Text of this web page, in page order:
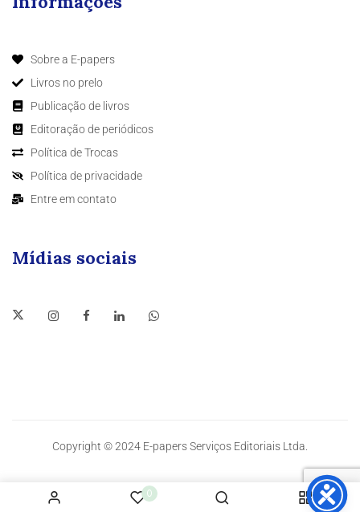
0
Sobre a E-papers
Livros no prelo
Publicação de livros
Editoração de periódicos
Política de Trocas
Política de privacidade
Entre em contato
Mídias sociais
Copyright © 2024 E-papers Serviços Editoriais Ltda.